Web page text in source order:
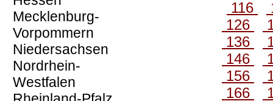
Mecklenburg-
Vorpommern
Niedersachsen
Nordrhein-
Westfalen
116
126
136
146
156
166